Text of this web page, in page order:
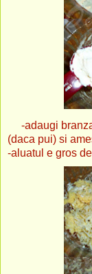
-adaugi
(daca pui) si
-aluatul e gros